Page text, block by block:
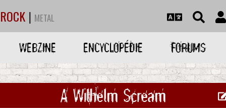
ROCK | METAL
WEBZINE ENCYCLOPÉDIE FORUMS
A Wilhelm Scream